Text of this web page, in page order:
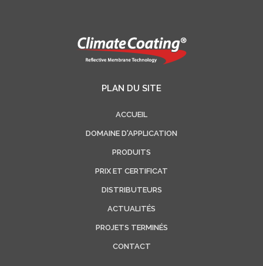
PLAN DU SITE
ACCUEIL
DOMAINE D'APPLICATION
PRODUITS
PRIX ET CERTIFICAT
DISTRIBUTEURS
ACTUALITÉS
PROJETS TERMINÉS
CONTACT